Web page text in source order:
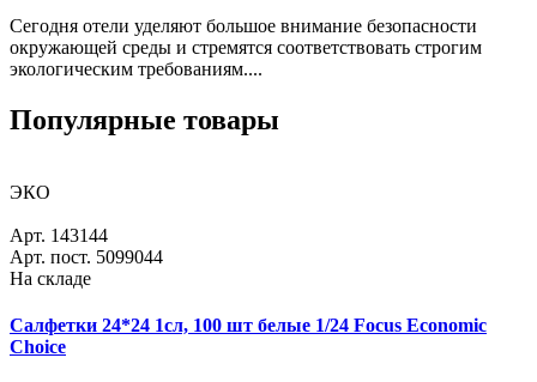
Сегодня отели уделяют большое внимание безопасности
окружающей среды и стремятся соответствовать строгим
экологическим требованиям....
Популярные товары
ЭКО
Арт. 143144
Арт. пост. 5099044
На складе
Салфетки 24*24 1сл, 100 шт белые 1/24 Focus Economic
Choice